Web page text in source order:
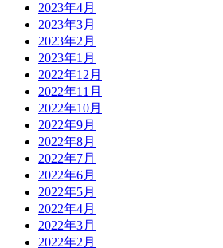
2023年4月
2023年3月
2023年2月
2023年1月
2022年12月
2022年11月
2022年10月
2022年9月
2022年8月
2022年7月
2022年6月
2022年5月
2022年4月
2022年3月
2022年2月